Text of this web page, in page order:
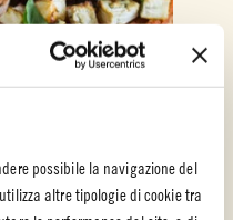
possibile la navigazione del
altre tipologie di cookie tra